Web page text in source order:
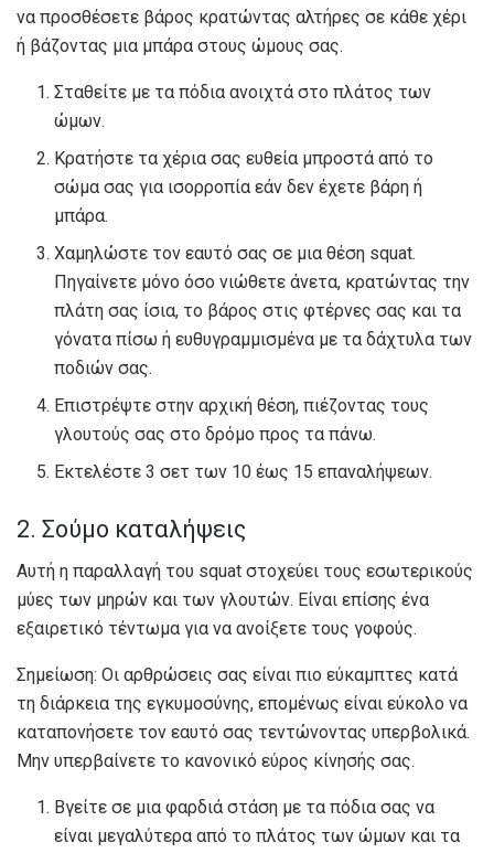
να προσθέσετε βάρος κρατώντας αλτήρες σε κάθε χέρι
ή βάζοντας μια μπάρα στους ώμους σας.
Σταθείτε με τα πόδια ανοιχτά στο πλάτος των
ώμων.
Κρατήστε τα χέρια σας ευθεία μπροστά από το
σώμα σας για ισορροπία εάν δεν έχετε βάρη ή
μπάρα.
Χαμηλώστε τον εαυτό σας σε μια θέση squat.
Πηγαίνετε μόνο όσο νιώθετε άνετα, κρατώντας την
πλάτη σας ίσια, το βάρος στις φτέρνες σας και τα
γόνατα πίσω ή ευθυγραμμισμένα με τα δάχτυλα των
ποδιών σας.
Επιστρέψτε στην αρχική θέση, πιέζοντας τους
γλουτούς σας στο δρόμο προς τα πάνω.
Εκτελέστε 3 σετ των 10 έως 15 επαναλήψεων.
2. Σούμο καταλήψεις
Αυτή η παραλλαγή του squat στοχεύει τους εσωτερικούς
μύες των μηρών και των γλουτών. Είναι επίσης ένα
εξαιρετικό τέντωμα για να ανοίξετε τους γοφούς.
Σημείωση: Οι αρθρώσεις σας είναι πιο εύκαμπτες κατά
τη διάρκεια της εγκυμοσύνης, επομένως είναι εύκολο να
καταπονήσετε τον εαυτό σας τεντώνοντας υπερβολικά.
Μην υπερβαίνετε το κανονικό εύρος κίνησής σας.
Βγείτε σε μια φαρδιά στάση με τα πόδια σας να
είναι μεγαλύτερα από το πλάτος των ώμων και τα